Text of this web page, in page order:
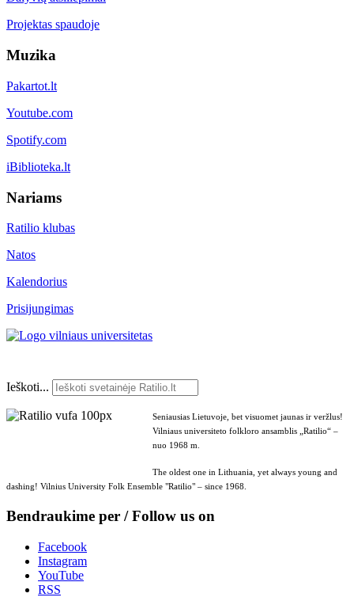
Projektas spaudoje
Muzika
Pakartot.lt
Youtube.com
Spotify.com
iBiblioteka.lt
Nariams
Ratilio klubas
Natos
Kalendorius
Prisijungimas
Ieškoti...
Seniausias Lietuvoje, bet visuomet jaunas ir veržlus!
Vilniaus universiteto folkloro ansamblis „Ratilio“ –
nuo 1968 m.
The oldest one in Lithuania, yet always young and
dashing! Vilnius University Folk Ensemble "Ratilio" – since 1968.
Bendraukime per / Follow us on
Facebook
Instagram
YouTube
RSS